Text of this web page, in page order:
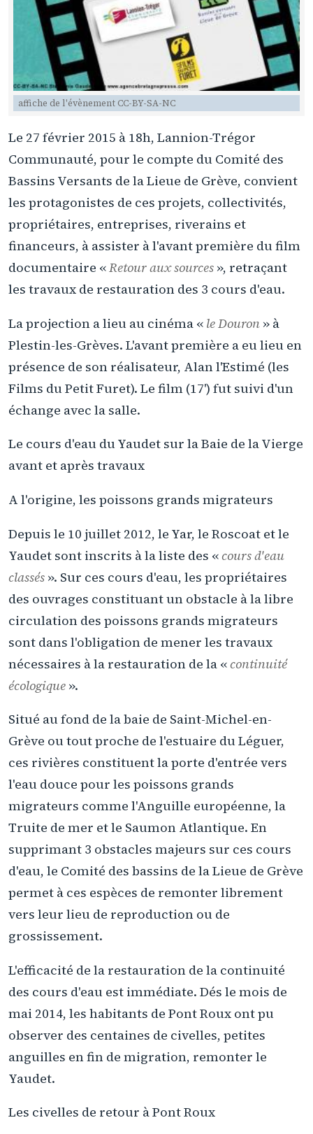
affiche de l'évènement CC-BY-SA-NC
Le 27 février 2015 à 18h, Lannion-Trégor
Communauté, pour le compte du Comité des
Bassins Versants de la Lieue de Grève, convient
les protagonistes de ces projets, collectivités,
propriétaires, entreprises, riverains et
financeurs, à assister à l'avant première du film
documentaire «Retour aux sources », retraçant
les travaux de restauration des 3 cours d'eau.
La projection a lieu au cinéma « le Douron » à
Plestin-les-Grèves. L'avant première a eu lieu en
présence de son réalisateur, Alan l'Estimé (les
Films du Petit Furet). Le film (17') fut suivi d'un
échange avec la salle.
Le cours d'eau du Yaudet sur la Baie de la Vierge
avant et après travaux
A l'origine, les poissons grands migrateurs
Depuis le 10 juillet 2012, le Yar, le Roscoat et le
Yaudet sont inscrits à la liste des « cours d'eau
classés ». Sur ces cours d'eau, les propriétaires
des ouvrages constituant un obstacle à la libre
circulation des poissons grands migrateurs
sont dans l'obligation de mener les travaux
nécessaires à la restauration de la « continuité
écologique ».
Situé au fond de la baie de Saint-Michel-en-
Grève ou tout proche de l'estuaire du Léguer,
ces rivières constituent la porte d'entrée vers
l'eau douce pour les poissons grands
migrateurs comme l'Anguille européenne, la
Truite de mer et le Saumon Atlantique. En
supprimant 3 obstacles majeurs sur ces cours
d'eau, le Comité des bassins de la Lieue de Grève
permet à ces espèces de remonter librement
vers leur lieu de reproduction ou de
grossissement.
L'efficacité de la restauration de la continuité
des cours d'eau est immédiate. Dés le mois de
mai 2014, les habitants de Pont Roux ont pu
observer des centaines de civelles, petites
anguilles en fin de migration, remonter le
Yaudet.
Les civelles de retour à Pont Roux